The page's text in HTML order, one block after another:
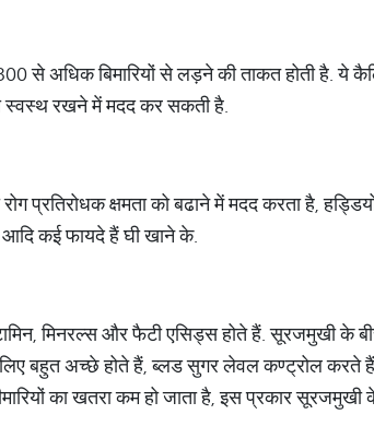
से अधिक बिमारियों से लड़ने की ताकत होती है. ये
स्वस्थ रखने में मदद कर सकती है.
प्रतिरोधक क्षमता को बढाने में मदद करता है,
कई फायदे हैं घी खाने के.
मिनरल्स और फैटी एसिड्स होते हैं. सूरजमुखी के
बहुत अच्छे होते हैं, ब्लड सुगर लेवल कण्ट्रोल करते
का खतरा कम हो जाता है, इस प्रकार सूरजमुखी के